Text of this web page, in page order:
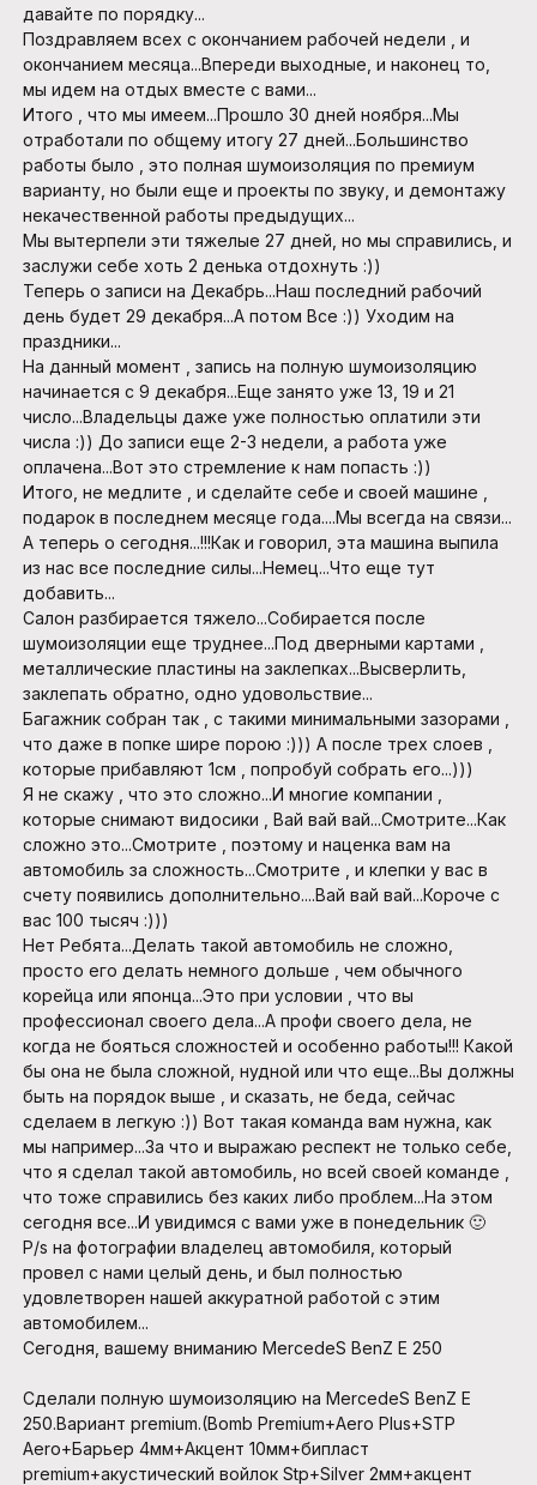
давайте по порядку...
Поздравляем всех с окончанием рабочей недели , и
окончанием месяца...Впереди выходные, и наконец то,
мы идем на отдых вместе с вами...
Итого , что мы имеем...Прошло 30 дней ноября...Мы
отработали по общему итогу 27 дней...Большинство
работы было , это полная шумоизоляция по премиум
варианту, но были еще и проекты по звуку, и демонтажу
некачественной работы предыдущих...
Мы вытерпели эти тяжелые 27 дней, но мы справились, и
заслужи себе хоть 2 денька отдохнуть :))
Теперь о записи на Декабрь...Наш последний рабочий
день будет 29 декабря...А потом Все :)) Уходим на
праздники...
На данный момент , запись на полную шумоизоляцию
начинается с 9 декабря...Еще занято уже 13, 19 и 21
число...Владельцы даже уже полностью оплатили эти
числа :)) До записи еще 2-3 недели, а работа уже
оплачена...Вот это стремление к нам попасть :))
Итого, не медлите , и сделайте себе и своей машине ,
подарок в последнем месяце года....Мы всегда на связи...
А теперь о сегодня...!!!Как и говорил, эта машина выпила
из нас все последние силы...Немец...Что еще тут
добавить...
Салон разбирается тяжело...Собирается после
шумоизоляции еще труднее...Под дверными картами ,
металлические пластины на заклепках...Высверлить,
заклепать обратно, одно удовольствие...
Багажник собран так , с такими минимальными зазорами ,
что даже в попке шире порою :))) А после трех слоев ,
которые прибавляют 1см , попробуй собрать его...)))
Я не скажу , что это сложно...И многие компании ,
которые снимают видосики , Вай вай вай...Смотрите...Как
сложно это...Смотрите , поэтому и наценка вам на
автомобиль за сложность...Смотрите , и клепки у вас в
счету появились дополнительно....Вай вай вай...Короче с
вас 100 тысяч :)))
Нет Ребята...Делать такой автомобиль не сложно,
просто его делать немного дольше , чем обычного
корейца или японца...Это при условии , что вы
профессионал своего дела...А профи своего дела, не
когда не бояться сложностей и особенно работы!!! Какой
бы она не была сложной, нудной или что еще...Вы должны
быть на порядок выше , и сказать, не беда, сейчас
сделаем в легкую :)) Вот такая команда вам нужна, как
мы например...За что и выражаю респект не только себе,
что я сделал такой автомобиль, но всей своей команде ,
что тоже справились без каких либо проблем...На этом
сегодня все...И увидимся с вами уже в понедельник 🙂
P/s на фотографии владелец автомобиля, который
провел с нами целый день, и был полностью
удовлетворен нашей аккуратной работой с этим
автомобилем...
Сегодня, вашему вниманию MercedeS BenZ E 250
Сделали полную шумоизоляцию на MercedeS BenZ E
250.Вариант premium.(Bomb Premium+Aero Plus+STP
Aero+Барьер 4мм+Акцент 10мм+бипласт
premium+акустический войлок Stp+Silver 2мм+акцент